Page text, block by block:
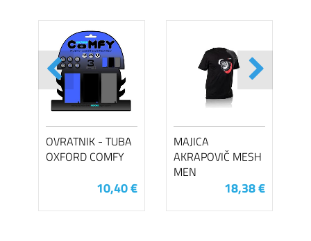
OVRATNIK - TUBA
OXFORD COMFY
10,40 €
MAJICA
AKRAPOVIČ MESH
MEN
18,38 €